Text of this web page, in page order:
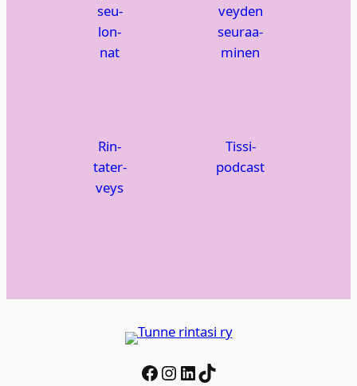
seu­
lon­
nat
vey­den
seu­raa­
mi­nen
Rin­
ta­ter­
veys
Tis­si­
podcast
Facebook
Instagram
LinkedIn
TikTok